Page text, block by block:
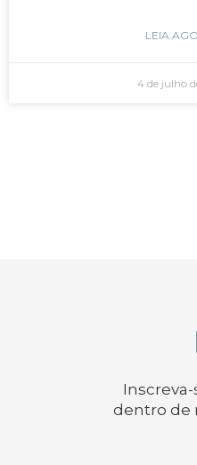
LEIA
4 de julho
dentro de